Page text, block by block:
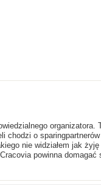
chodzi o
nie widziałem jak
powinna